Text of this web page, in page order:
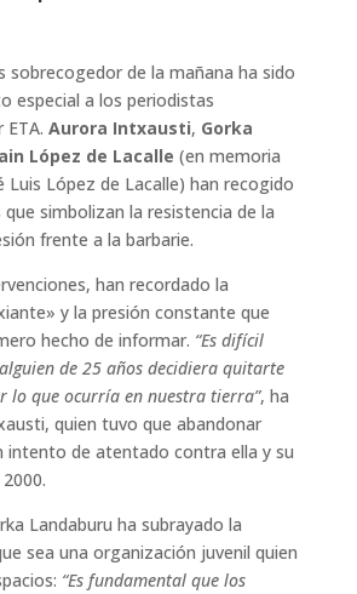
sobrecogedor de la mañana ha sido
especial a los periodistas
Aurora Intxausti, Gorka
López de Lacalle (en memoria
Luis López de Lacalle) han recogido
simbolizan la resistencia de la
frente a la barbarie.
han recordado la
y la presión constante que
hecho de informar. “Es difícil
de 25 años decidiera quitarte
lo que ocurría en nuestra tierra”, ha
quien tuvo que abandonar
intento de atentado contra ella y su
Landaburu ha subrayado la
sea una organización juvenil quien
“Es fundamental que los